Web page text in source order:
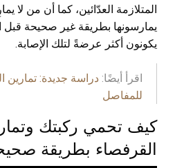
المتلازمة العدّائين، كما أن من لا
يمارسونها بطريقة غير صحيحة قبل
يكونون أكثر عرضةً لتلك الإصابة.
اقرأ أيضًا: دراسة جديدة: تمارين
للمفاصل
كيف تحمي ركبتك
القرفصاء بطريقة